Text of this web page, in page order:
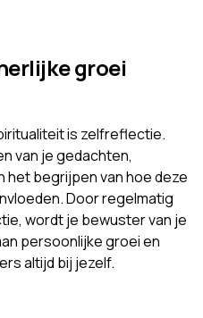
groei
is zelfreflectie.
van je gedachten,
het begrijpen van hoe deze
Door regelmatig
wordt je bewuster van je
persoonlijke groei en
altijd bij jezelf.